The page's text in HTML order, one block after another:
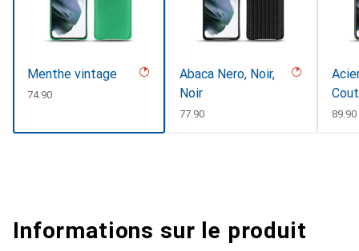
Menthe vintage
CHF
74.90
Abaca Nero, Noir,
Noir
CHF
77.90 CHF
89.90
Informations sur le produit